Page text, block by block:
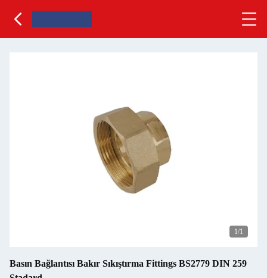
1/1
Basın Bağlantısı Bakır Sıkıştırma Fittings BS2779 DIN 259